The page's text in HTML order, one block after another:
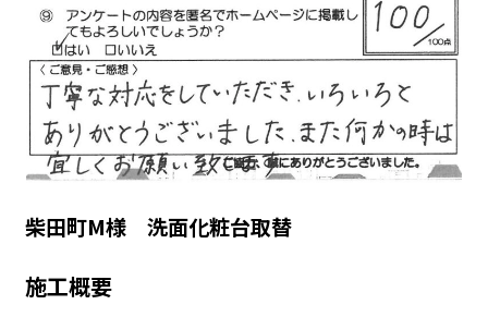
柴田町M様 洗面化粧台取替
施工概要